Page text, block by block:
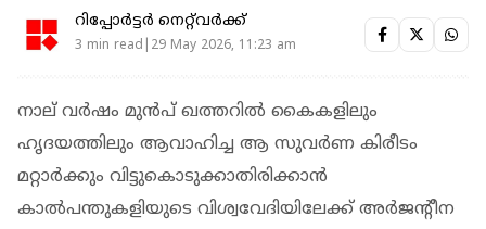
റിപ്പോർട്ടർ നെറ്റ്‌വര്‍ക്ക്‌
3 min read|29 May 2026, 11:23 am
നാല് വർഷം മുൻപ് ഖത്തറിൽ കൈകളിലും
ഹൃദയത്തിലും ആവാഹിച്ച ആ സുവർണ കിരീടം
മറ്റാർക്കും വിട്ടുകൊടുക്കാതിരിക്കാൻ
കാൽപന്തുകളിയുടെ വിശ്വവേദിയിലേക്ക് അർജന്റീന